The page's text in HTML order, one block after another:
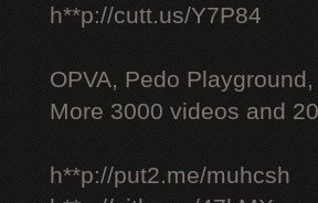
h**p://cutt.us/Y7P84
OPVA, Pedo
More 3000 videos and
h**p://put2.me/muhcsh